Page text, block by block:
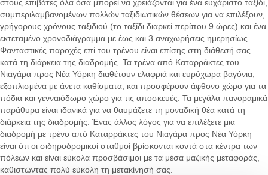
στους επιβάτες όλα όσα μπορεί να χρειάζονται για ένα ευχάριστο ταξίδι,
συμπεριλαμβανομένων πολλών ταξιδιωτικών θέσεων για να επιλέξουν,
γρήγορους χρόνους ταξιδιού (το ταξίδι διαρκεί περίπου 9 ώρες) και ένα
εκτεταμένο χρονοδιάγραμμα με έως και 3 αναχωρήσεις ημερησίως.
Φανταστικές παροχές επί του τρένου είναι επίσης στη διάθεσή σας
κατά τη διάρκεια της διαδρομής. Τα τρένα από Καταρράκτες του
Νιαγάρα προς Νέα Υόρκη διαθέτουν ελαφριά και ευρύχωρα βαγόνια,
εξοπλισμένα με άνετα καθίσματα, και προσφέρουν άφθονο χώρο για τα
πόδια και γενναιόδωρο χώρο για τις αποσκευές. Τα μεγάλα πανοραμικά
παράθυρα είναι ιδανικά για να θαυμάζετε τη μοναδική θέα κατά τη
διάρκεια της διαδρομής. Ένας άλλος λόγος για να επιλέξετε μια
διαδρομή με τρένο από Καταρράκτες του Νιαγάρα προς Νέα Υόρκη
είναι ότι οι σιδηροδρομικοί σταθμοί βρίσκονται κοντά στα κέντρα των
πόλεων και είναι εύκολα προσβάσιμοι με τα μέσα μαζικής μεταφοράς,
καθιστώντας πολύ εύκολη τη μετακίνησή σας.